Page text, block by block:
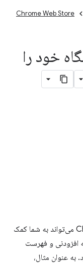
Chrome Web Store
خود را
تفسیر معیارهای فهرست فروشگاه وب Chrome می‌تواند به شما کمک
افزودنی و فهرست
به عنوان مثال،